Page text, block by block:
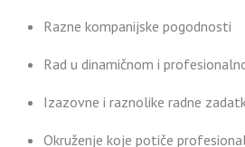
Razne kompanijske pogodnosti
Rad u dinamičnom i
Izazovne i raznolike radne
Okruženje koje potiče